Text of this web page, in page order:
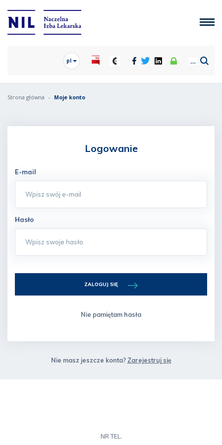
pl
Strona główna Moje konto
Logowanie
E-mail
Hasło
ZALOGUJ SIĘ
Nie pamiętam hasła
Nie masz jeszcze konta? Zarejestruj się
NR TEL.